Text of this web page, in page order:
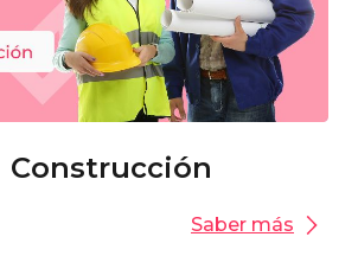
Construcción
Saber más